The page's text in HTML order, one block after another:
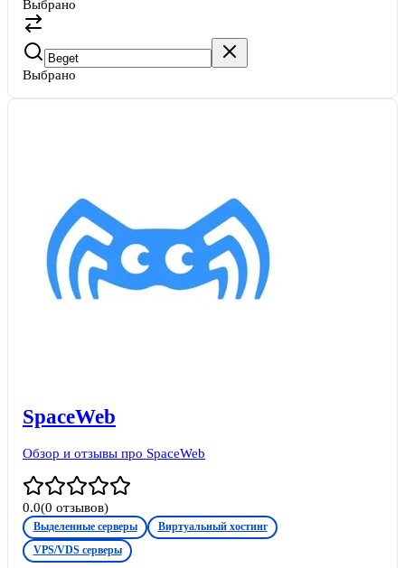
Выбрано
Выбрано
SpaceWeb
Обзор и отзывы про SpaceWeb
0.0(0 отзывов)
Выделенные серверы
Виртуальный хостинг
VPS/VDS серверы